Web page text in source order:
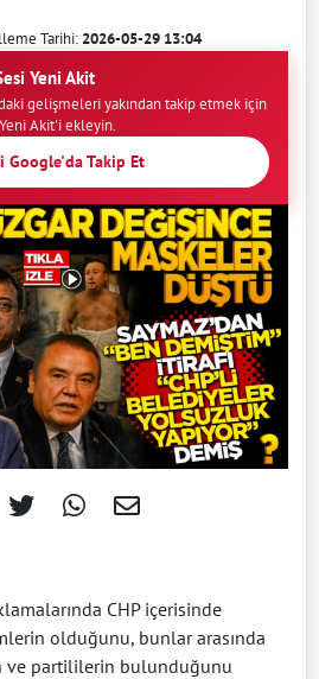
Tarihi:2026-05-29 13:04
Yeni Akit
gelişmeleri yakından takip etmek için
Akit'i ekleyin.
Google'da Takip Et
CHP içerisinde
olduğunu, bunlar arasında
ve partililerin bulunduğunu